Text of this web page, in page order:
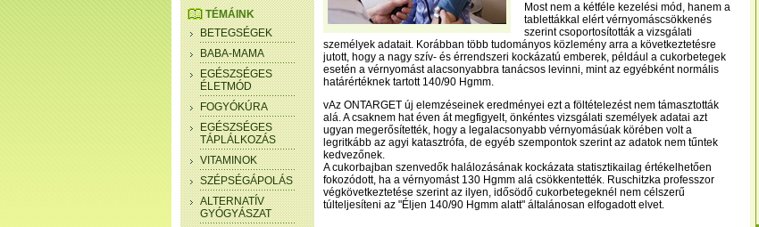
TÉMÁINK
BETEGSÉGEK
BABA-MAMA
EGÉSZSÉGES
ÉLETMÓD
FOGYÓKÚRA
EGÉSZSÉGES
TÁPLÁLKOZÁS
VITAMINOK
SZÉPSÉGÁPOLÁS
ALTERNATÍV
GYÓGYÁSZAT
Most nem a kétféle kezelési mód, hanem a
tablettákkal elért vérnyomáscsökkenés
szerint csoportosították a vizsgálati
személyek adatait. Korábban több tudományos közlemény arra a következtetésre
jutott, hogy a nagy szív- és érrendszeri kockázatú emberek, például a cukorbetegek
esetén a vérnyomást alacsonyabbra tanácsos levinni, mint az egyébként normális
határértéknek tartott 140/90 Hgmm.
vAz ONTARGET új elemzéseinek eredményei ezt a föltételezést nem támasztották
alá. A csaknem hat éven át megfigyelt, önkéntes vizsgálati személyek adatai azt
ugyan megerősítették, hogy a legalacsonyabb vérnyomásúak körében volt a
legritkább az agyi katasztrófa, de egyéb szempontok szerint az adatok nem tűntek
kedvezőnek.
A cukorbajban szenvedők halálozásának kockázata statisztikailag értékelhetően
fokozódott, ha a vérnyomást 130 Hgmm alá csökkentették. Ruschitzka professzor
végkövetkeztetése szerint az ilyen, idősödő cukorbetegeknél nem célszerű
túlteljesíteni az "Éljen 140/90 Hgmm alatt" általánosan elfogadott elvet.